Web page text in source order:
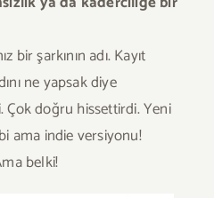
bir şarkının adı. Kayıt
ne yapsak diye
Çok doğru hissettirdi. Yeni
ama indie versiyonu!
belki!